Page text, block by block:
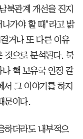
북관계 개선을 진지
가야 할 때"라고 밝
거나 또 다른 이유
것으로 분석된다. 북
핵 보유국 인정 같
그 이야기를 하지
문이다.
하더라도 내부적으